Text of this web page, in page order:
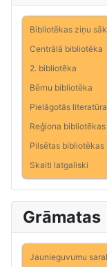
Bibliotēkas ziņu
Centrālā bibliotēka
2. bibliotēka
Bērnu bibliotēka
Pielāgotās
Reģiona bibliotēkas
Pilsētas bibliotēkas
Skaiti latgaliski
Grāmatas
Jaunieguvumu